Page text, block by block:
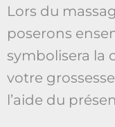
Lors du
poserons
symbolisera la
votre
l’aide du